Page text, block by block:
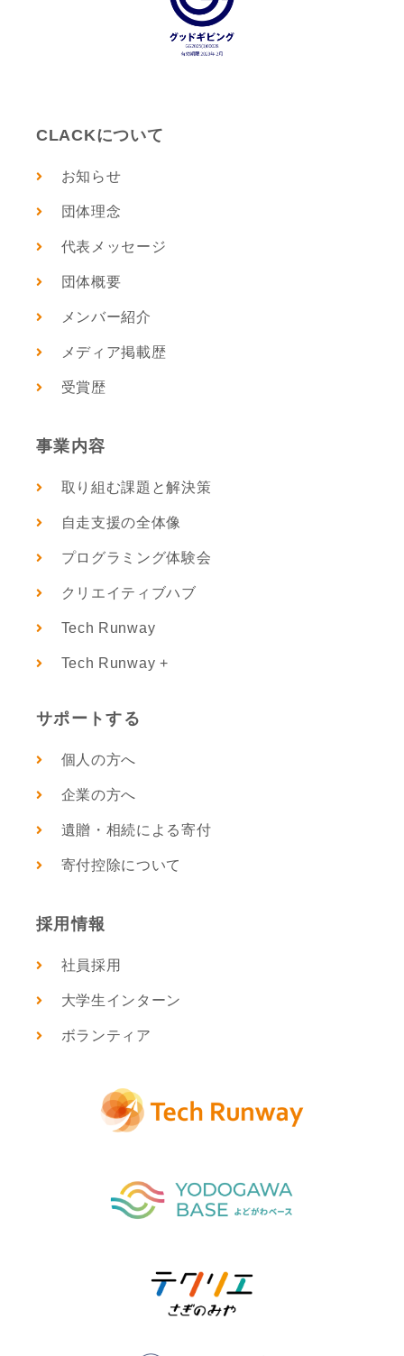
CLACKについて
お知らせ
団体理念
代表メッセージ
団体概要
メンバー紹介
メディア掲載歴
受賞歴
事業内容
取り組む課題と解決策
自走支援の全体像
プログラミング体験会
クリエイティブハブ
Tech Runway
Tech Runway +
サポートする
個人の方へ
企業の方へ
遺贈・相続による寄付
寄付控除について
採用情報
社員採用
大学生インターン
ボランティア